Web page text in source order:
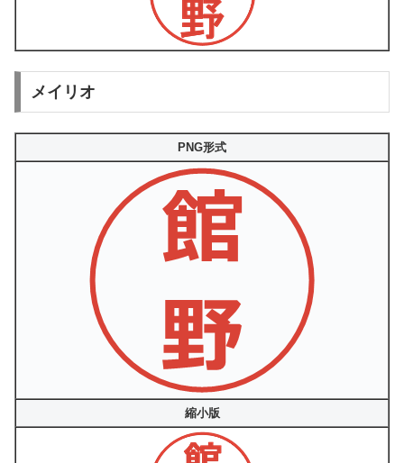
メイリオ
PNG形式
縮小版